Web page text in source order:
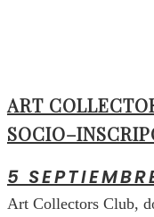
ART
5
Art Collectors Club,